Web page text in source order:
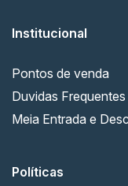
Institucional
Pontos de venda
Duvidas Frequentes
Meia Entrada e
Políticas